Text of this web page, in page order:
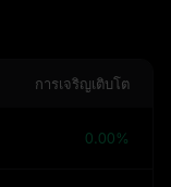
การเจริญเติบโต
0.00%